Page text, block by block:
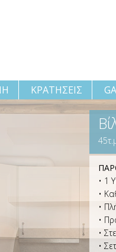
ΚΡΑΤΗΣΕΙΣ
• 1
•
•
•
•
•